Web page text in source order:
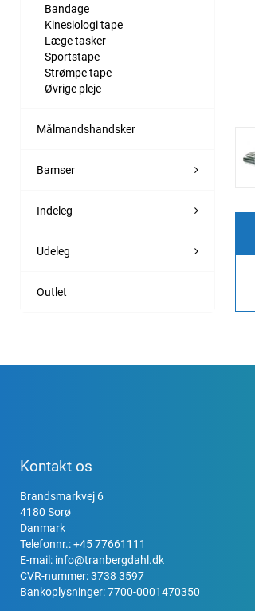
Bandage
Kinesiologi tape
Læge tasker
Sportstape
Strømpe tape
Øvrige pleje
Målmandshandsker
Bamser
Indeleg
Udeleg
Outlet
Kontakt os
Brandsmarkvej 6
4180 Sorø
Danmark
Telefonnr.:+45 77661111
E-mail: info@tranbergdahl.dk
CVR-nummer: 3738 3597
Bankoplysninger: 7700-0001470350